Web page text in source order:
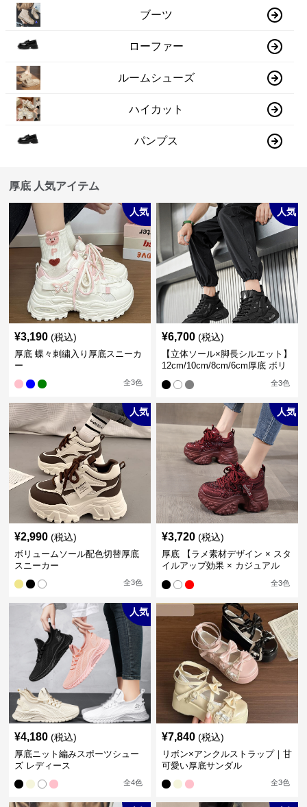
ブーツ
ローファー
ルームシューズ
ハイカット
パンプス
厚底 人気アイテム
人気
¥3,190 (税込)
厚底 蝶々刺繍入り厚底スニーカ
ー
全3色
人気
¥6,700 (税込)
【立体ソール×脚長シルエット】
12cm/10cm/8cm/6cm厚底 ボリ
ュームソール立体設計ハイカッ
トスニーカー｜スニーカー・ハ
イカット
全3色
人気
¥2,990 (税込)
ボリュームソール配色切替厚底
スニーカー
全3色
人気
¥3,720 (税込)
厚底 【ラメ素材デザイン × スタ
イルアップ効果 × カジュアル
系】厚底デザインスニーカー
全3色
人気
¥4,180 (税込)
厚底ニット編みスポーツシュー
ズ レディース
全4色
¥7,840 (税込)
リボン×アンクルストラップ｜甘
可愛い厚底サンダル
全3色